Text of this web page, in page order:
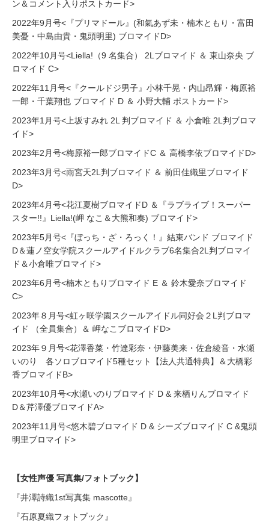
ン＆コメント入りポストカード>
2022年9月号<『プリマドール』(和氣あず未・楠木ともり・富田
美憂・中島由貴・鬼頭明里) ブロマイドD>
2022年10月号<Liella!（9 名集合） 2Lブロマイド ＆ 東山奈央 ブ
ロマイド C>
2022年11月号<『クールドジ男子』小林千晃・内山昂輝・梅原裕
一郎・千葉翔也 ブロマイド D ＆ 小野大輔 ポストカード>
2023年1月号<上坂すみれ 2L 判ブロマイド ＆ 小倉唯 2L判ブロマ
イド>
2023年2月号<梅原裕一郎ブロマイドC ＆ 高橋李依ブロマイドD>
2023年3月号<雨宮天2L判ブロマイド ＆ 前田佳織里ブロマイド
D>
2023年4月号<花江夏樹ブロマイドD ＆『ラブライブ！スーパー
スター!!』Liella!(岬 なこ＆大熊和奏) ブロマイド>
2023年5月号<『ぼっち・ざ・ろっく！』結束バンド ブロマイド
D＆蓮ノ空女学院スクールアイドルクラブ6名集合2L判ブロマイ
ド＆小倉唯ブロマイド>
2023年6月号<楠木ともりブロマイド E ＆ 鈴木愛奈ブロマイド
C>
2023年８月号<虹ヶ咲学園スクールアイドル同好会２L判ブロマ
イド （全員集合）＆ 岬なこブロマイドD>
2023年９月号<花澤香菜・竹達彩奈・伊藤美来・佐倉綾音・水瀬
いのり 各ソロブロマイド5種セット【法人共通特典】＆大橋彩
香ブロマイドB>
2023年10月号<水瀬いのりブロマイド D & 来栖りんブロマイド
D＆芹澤優ブロマイドA>
2023年11月号<悠木碧ブロマイド D & シーズブロマイド C &鬼頭
明里ブロマイド>
【女性声優 写真集/フォトブック】
『井澤詩織1st写真集 mascotte』
『石原夏織フォトブック』